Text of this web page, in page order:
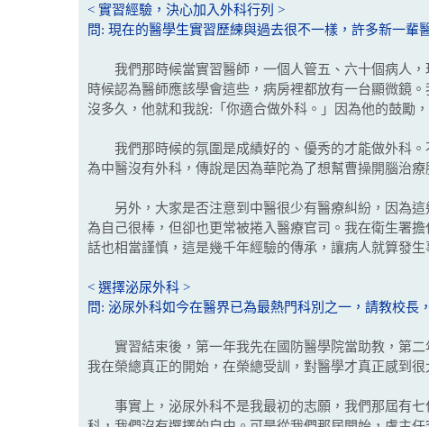
< 實習經驗，決心加入外科行列 >
問: 現在的醫學生實習歷練與過去很不一樣，許多新一
我們那時候當實習醫師，一個人管五、六十個病人，
時候認為醫師應該學會這些，病房裡都放有一台顯微鏡
沒多久，他就和我說:「你適合做外科。」因為他的鼓勵
我們那時候的氛圍是成績好的、優秀的才能做外科。
為中醫沒有外科，傳說是因為華陀為了想幫曹操開腦治
另外，大家是否注意到中醫很少有醫療糾紛，因為這
為自己很棒，但卻也更常被捲入醫療官司。我在衛生署
話也相當謹慎，這是幾千年經驗的傳承，讓病人就算發生
< 選擇泌尿外科 >
問: 泌尿外科如今在醫界已為最熱門科別之一，請教校長
實習結束後，第一年我先在國防醫學院當助教，第二
我在榮總真正的開始，在榮總受訓，對醫學才真正感到很
事實上，泌尿外科不是我最初的志願，我們那屆有七